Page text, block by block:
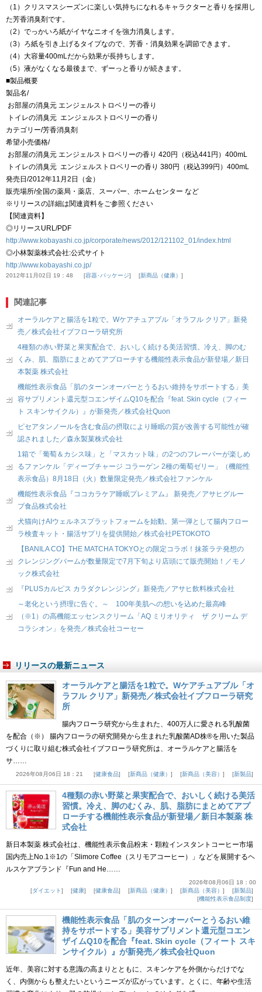
（1）クリスマスシーズンに楽しい気持ちになれるキャラクターと香りを採用し
た芳香消臭剤です。
（2）でっかいろ紙がイヤなニオイを強力消臭します。
（3）ろ紙を引き上げるタイプなので、芳香・消臭効果を調節できます。
（4）大容量400mLだから効果が長持ちします。
（5）液がなくなる最後まで、ずーっと香りが続きます。
■製品概要
製品名/
お部屋の消臭元 エンジェルストロベリーの香り
トイレの消臭元 エンジェルストロベリーの香り
カテゴリー/芳香消臭剤
希望小売価格/
お部屋の消臭元 エンジェルストロベリーの香り 420円（税込441円）400mL
トイレの消臭元 エンジェルストロベリーの香り 380円（税込399円）400mL
発売日/2012年11月2日（金）
販売場所/全国の薬局・薬店、スーパー、ホームセンター など
※リリースの詳細は関連資料をご参照ください
【関連資料】
◎リリースURL/PDF
http://www.kobayashi.co.jp/corporate/news/2012/121102_01/index.html
◎小林製薬株式会社:公式サイト
http://www.kobayashi.co.jp/
2012年11月02日 19：48 容器･パッケージ 新商品（健康）
関連記事
オーラルケアと腸活を1粒で。Wケアチュアブル「オラフル クリア」新発
売／株式会社イブフローラ研究所
4種類の赤い野菜と果実配合で、おいしく続ける美活習慣。冷え、脚のむ
くみ、肌、脂肪にまとめてアプローチする機能性表示食品が新登場／新日
本製薬 株式会社
機能性表示食品「肌のターンオーバーとうるおい維持をサポートする」美
容サプリメント還元型コエンザイムQ10を配合『feat. Skin cycle（フィー
ト スキンサイクル）』が新発売／株式会社Quon
ピセアタンノールを含む食品の摂取により睡眠の質が改善する可能性が確
認されました／森永製菓株式会社
1箱で「葡萄＆カシス味」と「マスカット味」の2つのフレーバーが楽しめ
るファンケル「ディープチャージ コラーゲン 2種の葡萄ゼリー」（機能性
表示食品）8月18日（火）数量限定発売／株式会社ファンケル
機能性表示食品『ココカラケア睡眠プレミアム』 新発売／アサヒグルー
プ食品株式会社
犬猫向けAIウェルネスプラットフォームを始動。第一弾として腸内フロー
ラ検査キット・腸活サプリを提供開始／株式会社PETOKOTO
【BANILA CO】THE MATCHA TOKYOとの限定コラボ！抹茶ラテ発想の
クレンジングバームが数量限定で7月下旬より店頭にて販売開始！／モノ
ック株式会社
『PLUSカルピス カラダクレンジング』新発売／アサヒ飲料株式会社
～老化という摂理に告ぐ。～ 100年美肌への想いを込めた最高峰
（※1）の高機能エッセンスクリーム「AQ ミリオリティ ザ クリーム デ
コラシオン」を発売／株式会社コーセー
リリースの最新ニュース
オーラルケアと腸活を1粒で。Wケアチュアブル「オ
ラフル クリア」新発売／株式会社イブフローラ研究
所
腸内フローラ研究から生まれた、400万人に愛される乳酸菌
を配合（※） 腸内フローラの研究開発から生まれた乳酸菌AD株®を用いた製品
づくりに取り組む株式会社イブフローラ研究所は、オーラルケアと腸活を
サ……
2026年08月06日 18：21 健康食品 新商品（健康） 新商品（美容） 新製品
4種類の赤い野菜と果実配合で、おいしく続ける美活
習慣。冷え、脚のむくみ、肌、脂肪にまとめてアプ
ローチする機能性表示食品が新登場／新日本製薬 株
式会社
新日本製薬 株式会社は、機能性表示食品粉末・顆粒インスタントコーヒー市場
国内売上No.1※1の「Slimore Coffee（スリモアコーヒー）」などを展開するヘ
ルスケアブランド『Fun and He……
2026年08月06日 18：00
ダイエット
健康 健康食品 新商品（健康） 新商品（美容）
新製品
機能性表示食品制度
機能性表示食品「肌のターンオーバーとうるおい維
持をサポートする」美容サプリメント還元型コエン
ザイムQ10を配合『feat. Skin cycle（フィート スキ
ンサイクル）』が新発売／株式会社Quon
近年、美容に対する意識の高まりとともに、スキンケアを外側からだけでな
く、内側からも整えたいというニーズが広がっています。とくに、年齢や生活